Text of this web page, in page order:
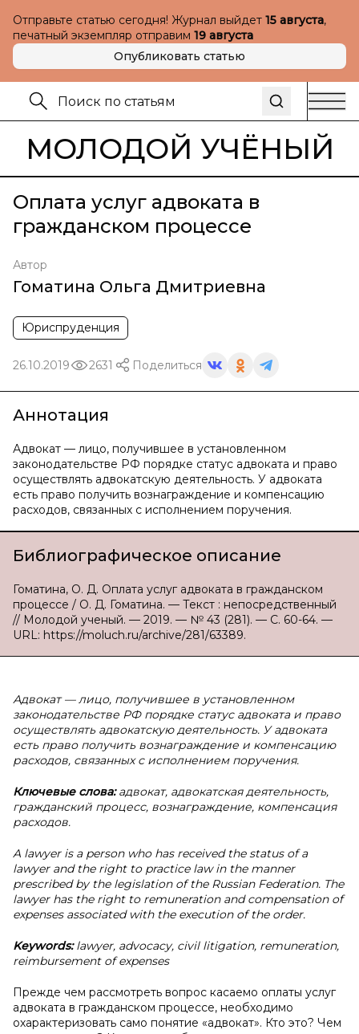
Отправьте статью сегодня! Журнал выйдет 15 августа,
печатный экземпляр отправим 19 августа
Опубликовать статью
МОЛОДОЙ УЧЁНЫЙ
Оплата услуг адвоката в
гражданском процессе
Автор
Гоматина Ольга Дмитриевна
Юриспруденция
26.10.2019 2631 Поделиться
Аннотация
Адвокат — лицо, получившее в установленном
законодательстве РФ порядке статус адвоката и право
осуществлять адвокатскую деятельность. У адвоката
есть право получить вознаграждение и компенсацию
расходов, связанных с исполнением поручения.
Библиографическое описание
Гоматина, О. Д. Оплата услуг адвоката в гражданском
процессе / О. Д. Гоматина. — Текст : непосредственный
// Молодой ученый. — 2019. — № 43 (281). — С. 60-64. —
URL: https://moluch.ru/archive/281/63389.
Адвокат — лицо, получившее в установленном
законодательстве РФ порядке статус адвоката и право
осуществлять адвокатскую деятельность. У адвоката
есть право получить вознаграждение и компенсацию
расходов, связанных с исполнением поручения.
Ключевые слова:адвокат, адвокатская деятельность,
гражданский процесс, вознаграждение, компенсация
расходов.
A lawyer is a person who has received the status of a
lawyer and the right to practice law in the manner
prescribed by the legislation of the Russian Federation. The
lawyer has the right to remuneration and compensation of
expenses associated with the execution of the order.
Keywords:lawyer, advocacy, civil litigation, remuneration,
reimbursement of expenses
Прежде чем рассмотреть вопрос касаемо оплаты услуг
адвоката в гражданском процессе, необходимо
охарактеризовать само понятие «адвокат». Кто это? Чем